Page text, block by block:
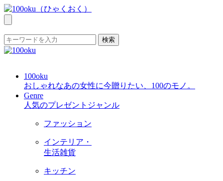
検索
100oku
おしゃれなあの女性に今贈りたい、100のモノ。
Genre
人気のプレゼントジャンル
ファッション
インテリア・
生活雑貨
キッチン